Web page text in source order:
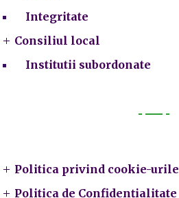
Integritate
Consiliul local
Institutii subordonate
Politica privind cookie-urile
Politica de Confidențialitate